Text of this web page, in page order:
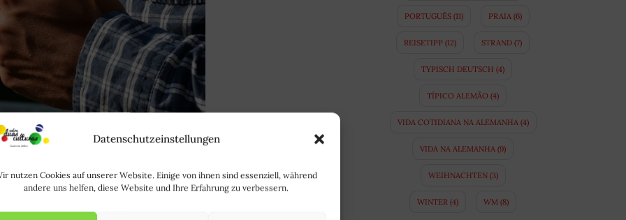
Datenschutzeinstellungen
nutzen Cookies auf unserer Website. Einige von ihnen sind essenziell, während
andere uns helfen, diese Website und Ihre Erfahrung zu verbessern.
PORTUGUÊS(11) PRAIA(6)
REISETIPP (12) STRAND (7)
TYPISCH DEUTSCH (4)
TÍPICO ALEMÃO (4)
VIDA COTIDIANA NA ALEMANHA(4)
VIDA NA ALEMANHA (9)
WEIHNACHTEN(3)
WINTER (4) WM (8)